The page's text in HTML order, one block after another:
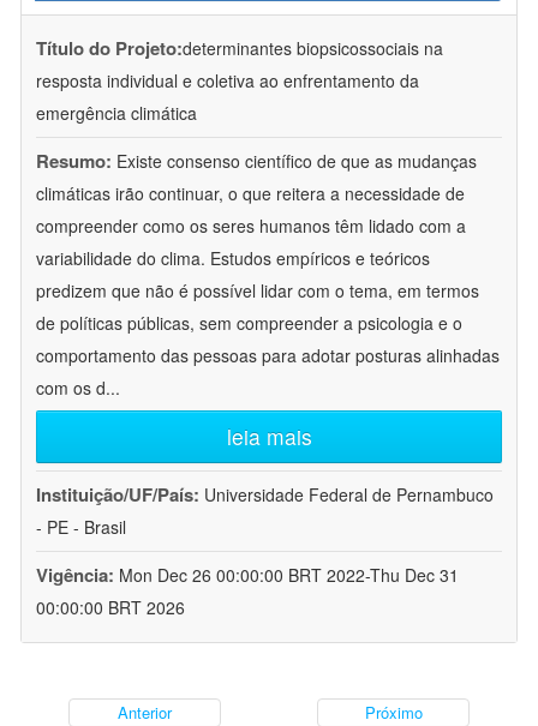
Título do Projeto:determinantes biopsicossociais na
resposta individual e coletiva ao enfrentamento da
emergência climática
Resumo: Existe consenso científico de que as mudanças
climáticas irão continuar, o que reitera a necessidade de
compreender como os seres humanos têm lidado com a
variabilidade do clima. Estudos empíricos e teóricos
predizem que não é possível lidar com o tema, em termos
de políticas públicas, sem compreender a psicologia e o
comportamento das pessoas para adotar posturas alinhadas
com os d...
leia mais
Instituição/UF/País: Universidade Federal de Pernambuco
- PE - Brasil
Vigência: Mon Dec 26 00:00:00 BRT 2022-Thu Dec 31
00:00:00 BRT 2026
Anterior Próximo